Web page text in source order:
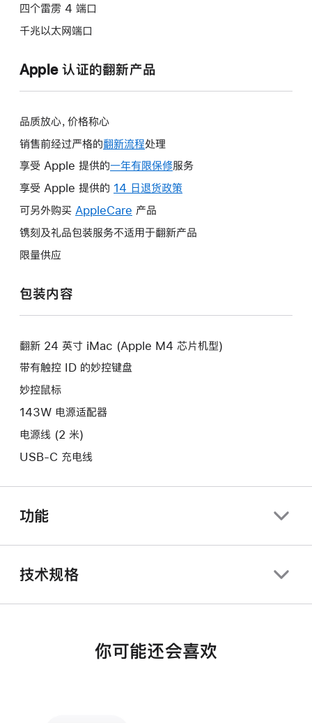
四个雷雳 4 端口
千兆以太网端口
Apple 认证的翻新产品
品质放心，价格称心
销售前经过严格的翻新流程处理
享受 Apple 提供的一年有限保修此
操
打
服务
享受 Apple 提供的 14 日退货政策
将
口。
可另外购买 AppleCare 此
操
新
窗
产品
镌刻及礼品包装服务不适用于翻新产品
限量供应
包装内容
翻新 24 英寸 iMac (Apple M4 芯片机型)
带有触控 ID 的妙控键盘
妙控鼠标
143W 电源适配器
电源线 (2 米)
USB-C 充电线
功能
技术规格
你可能还会喜欢